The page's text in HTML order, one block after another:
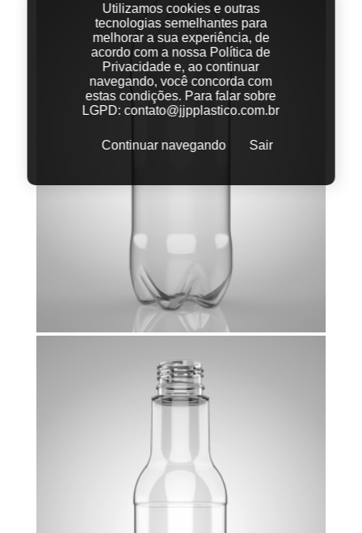
Utilizamos cookies e outras
tecnologias semelhantes para
melhorar a sua experiência, de
acordo com a nossa Política de
Privacidade e, ao continuar
navegando, você concorda com
estas condições. Para falar sobre
LGPD:contato@jjpplastico.com.br
Continuar navegando Sair